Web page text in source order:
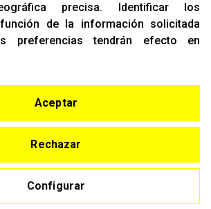
© Copyright 2021
precisa. Identificar los
de la información solicitada
preferencias tendrán efecto en
Configurar
Rechazar
Aceptar
Aviso Legal